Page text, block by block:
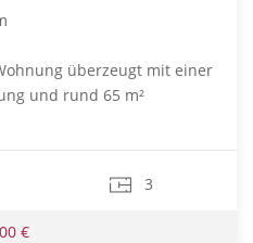
überzeugt mit einer
und rund 65 m²
3
€